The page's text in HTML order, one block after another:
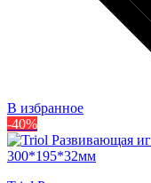
В избранное
-40%